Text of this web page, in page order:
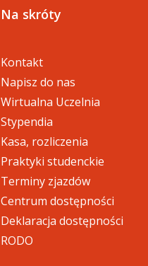
Na skróty
Kontakt
Napisz do nas
Wirtualna Uczelnia
Stypendia
Kasa, rozliczenia
Praktyki studenckie
Terminy zjazdów
Centrum dostępności
Deklaracja dostępności
RODO